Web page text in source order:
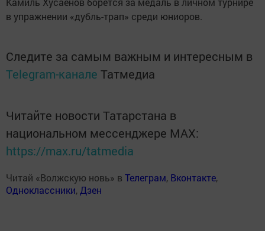
в упражнении «дубль-трап» среди юниоров.
Следите за самым важным и интересным в
Telegram-канале Татмедиа
Читайте новости Татарстана в
национальном мессенджере MАХ:
https://max.ru/tatmedia
Читай «Волжскую новь» в Телеграм, Вконтакте,
Одноклассники,Дзен